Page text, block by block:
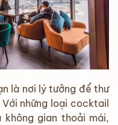
là nơi lý tưởng để thư
những loại cocktail
gian thoải mái,